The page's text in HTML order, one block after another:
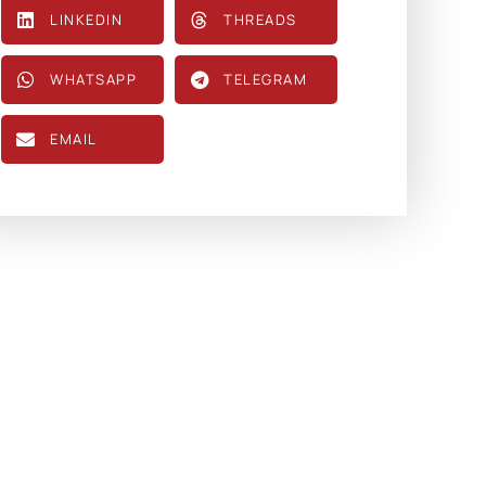
LINKEDIN THREADS
WHATSAPP TELEGRAM
EMAIL